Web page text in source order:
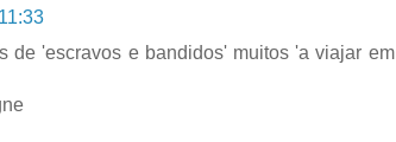
de 'escravos e bandidos' muitos 'a viajar em